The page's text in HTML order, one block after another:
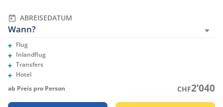
steilen Wänden und flachen Korallengärten aus.
ABREISEDATUM
Wann?
Flug
Eingeschlossene Leistungen
Inlandflug
Eingeschlossene Leistungen
Transfers
Eingeschlossene Leistungen
Hotel
Eingeschlossene Leistungen
ab Preis pro Person
CHF2’040